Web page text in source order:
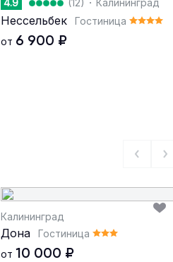
4.9 (12) · Калининград
Нессельбек
Гостиница
от 6 900 ₽
Калининград
Дона
Гостиница
от 10 000 ₽